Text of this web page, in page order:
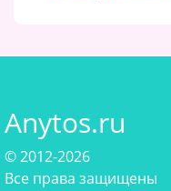
Anytos.ru
© 2012-2026
Все права защищены